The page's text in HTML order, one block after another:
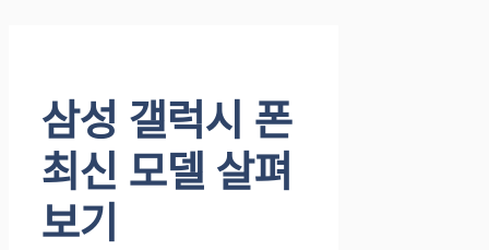
삼성 갤럭시 폰
최신 모델 살펴
보기